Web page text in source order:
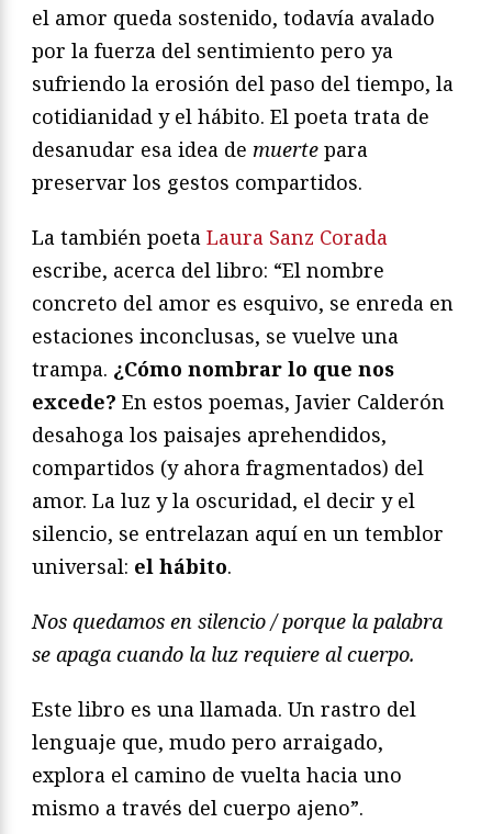
el amor queda sostenido, todavía avalado
por la fuerza del sentimiento pero ya
sufriendo la erosión del paso del tiempo, la
cotidianidad y el hábito. El poeta trata de
desanudar esa idea de muerte para
preservar los gestos compartidos.
La también poeta Laura Sanz Corada
escribe, acerca del libro: “El nombre
concreto del amor es esquivo, se enreda en
estaciones inconclusas, se vuelve una
trampa. ¿Cómo nombrar lo que nos
excede? En estos poemas, Javier Calderón
desahoga los paisajes aprehendidos,
compartidos (y ahora fragmentados) del
amor. La luz y la oscuridad, el decir y el
silencio, se entrelazan aquí en un temblor
universal: el hábito.
Nos quedamos en silencio / porque la palabra
se apaga cuando la luz requiere al cuerpo.
Este libro es una llamada. Un rastro del
lenguaje que, mudo pero arraigado,
explora el camino de vuelta hacia uno
mismo a través del cuerpo ajeno”.